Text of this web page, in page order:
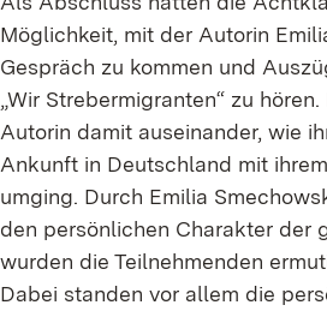
Möglichkeit, mit der Autorin
Gespräch zu kommen und
„Wir Strebermigranten“ zu
Autorin damit auseinander, wie
Ankunft in Deutschland mit
umging. Durch Emilia
den persönlichen Charakter der
wurden die Teilnehmenden
Dabei standen vor allem die